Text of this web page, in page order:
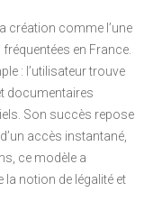
création comme l’une
en France.
: l’utilisateur trouve
documentaires
Son succès repose
accès instantané,
ce modèle a
la notion de légalité et